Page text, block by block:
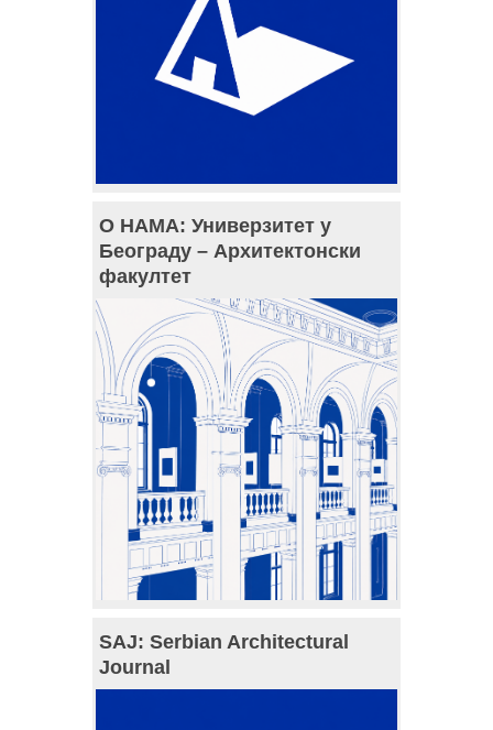
О НАМА: Универзитет у
Београду – Архитектонски
факултет
SAJ: Serbian Architectural
Journal